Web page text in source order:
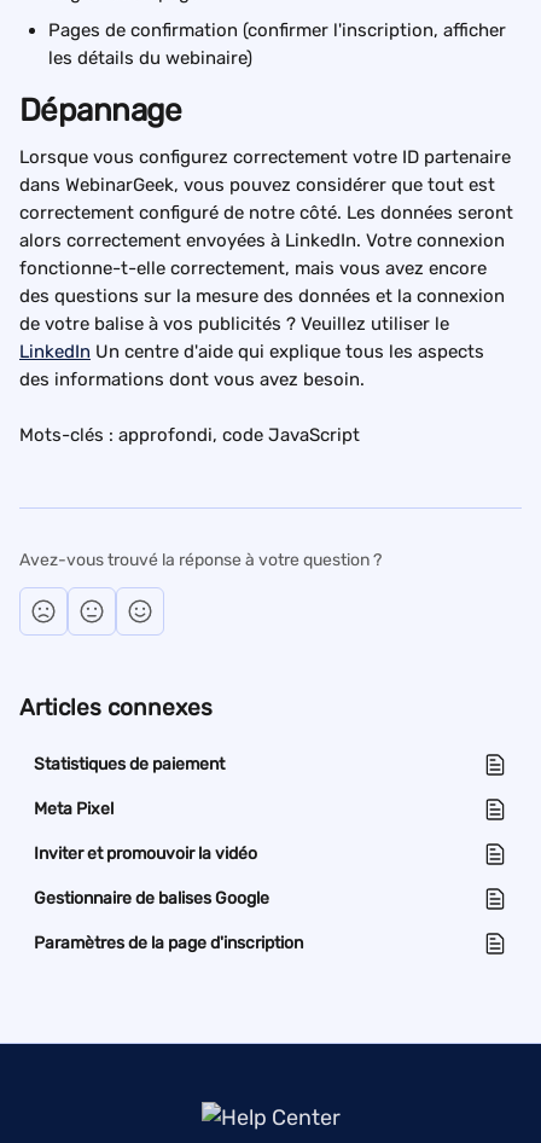
Pages de confirmation (confirmer l'inscription, afficher
les détails du webinaire)
Dépannage
Lorsque vous configurez correctement votre ID partenaire
dans WebinarGeek, vous pouvez considérer que tout est
correctement configuré de notre côté. Les données seront
alors correctement envoyées à LinkedIn. Votre connexion
fonctionne-t-elle correctement, mais vous avez encore
des questions sur la mesure des données et la connexion
de votre balise à vos publicités ? Veuillez utiliser le
LinkedIn Un centre d'aide qui explique tous les aspects
des informations dont vous avez besoin.
Mots-clés : approfondi, code JavaScript
Avez-vous trouvé la réponse à votre question ?
Articles connexes
Statistiques de paiement
Meta Pixel
Inviter et promouvoir la vidéo
Gestionnaire de balises Google
Paramètres de la page d'inscription